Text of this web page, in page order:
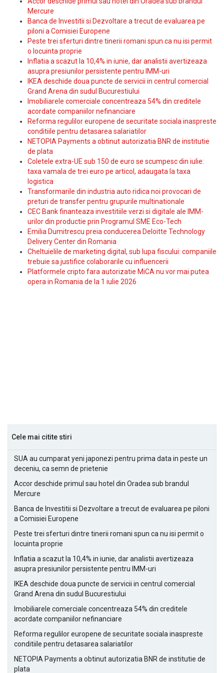
Mercure
Banca de Investitii si Dezvoltare a trecut de evaluarea pe
piloni a Comisiei Europene
Peste trei sferturi dintre tinerii romani spun ca nu isi permit
o locuinta proprie
Inflatia a scazut la 10,4% in iunie, dar analistii avertizeaza
asupra presiunilor persistente pentru IMM-uri
IKEA deschide doua puncte de servicii in centrul comercial
Grand Arena din sudul Bucurestiului
Imobiliarele comerciale concentreaza 54% din creditele
acordate companiilor nefinanciare
Reforma regulilor europene de securitate sociala inaspreste
conditiile pentru detasarea salariatilor
NETOPIA Payments a obtinut autorizatia BNR de institutie
de plata
Coletele extra-UE sub 150 de euro se scumpesc din iulie:
taxa vamala de trei euro pe articol, adaugata la taxa
logistica
Transformarile din industria auto ridica noi provocari de
preturi de transfer pentru grupurile multinationale
CEC Bank finanteaza investitiile verzi si digitale ale IMM-
urilor din productie prin Programul SME Eco-Tech
Emilia Dumitrescu preia conducerea Deloitte Technology
Delivery Center din Romania
Cheltuielile de marketing digital, sub lupa fiscului: companiile
trebuie sa justifice colaborarile cu influencerii
Platformele cripto fara autorizatie MiCA nu vor mai putea
opera in Romania de la 1 iulie 2026
Cele mai citite stiri
SUA au cumparat yeni japonezi pentru prima data in peste un
deceniu, ca semn de prietenie
Accor deschide primul sau hotel din Oradea sub brandul
Mercure
Banca de Investitii si Dezvoltare a trecut de evaluarea pe piloni
a Comisiei Europene
Peste trei sferturi dintre tinerii romani spun ca nu isi permit o
locuinta proprie
Inflatia a scazut la 10,4% in iunie, dar analistii avertizeaza
asupra presiunilor persistente pentru IMM-uri
IKEA deschide doua puncte de servicii in centrul comercial
Grand Arena din sudul Bucurestiului
Imobiliarele comerciale concentreaza 54% din creditele
acordate companiilor nefinanciare
Reforma regulilor europene de securitate sociala inaspreste
conditiile pentru detasarea salariatilor
NETOPIA Payments a obtinut autorizatia BNR de institutie de
plata